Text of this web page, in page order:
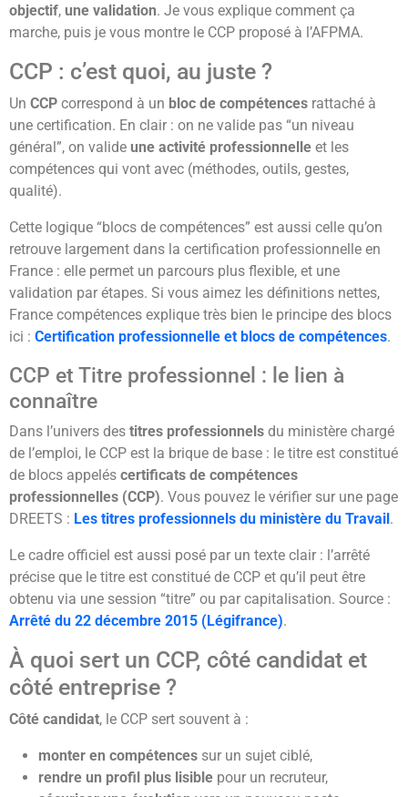
objectif, une validation. Je vous explique comment ça
marche, puis je vous montre le CCP proposé à l’AFPMA.
CCP : c’est quoi, au juste ?
Un CCP correspond à un bloc de compétences rattaché à
une certification. En clair : on ne valide pas “un niveau
général”, on valide une activité professionnelle et les
compétences qui vont avec (méthodes, outils, gestes,
qualité).
Cette logique “blocs de compétences” est aussi celle qu’on
retrouve largement dans la certification professionnelle en
France : elle permet un parcours plus flexible, et une
validation par étapes. Si vous aimez les définitions nettes,
France compétences explique très bien le principe des blocs
ici : Certification professionnelle et blocs de compétences.
CCP et Titre professionnel : le lien à
connaître
Dans l’univers des titres professionnels du ministère chargé
de l’emploi, le CCP est la brique de base : le titre est constitué
de blocs appelés certificats de compétences
professionnelles (CCP). Vous pouvez le vérifier sur une page
DREETS : Les titres professionnels du ministère du Travail.
Le cadre officiel est aussi posé par un texte clair : l’arrêté
précise que le titre est constitué de CCP et qu’il peut être
obtenu via une session “titre” ou par capitalisation. Source :
Arrêté du 22 décembre 2015 (Légifrance).
À quoi sert un CCP, côté candidat et
côté entreprise ?
Côté candidat, le CCP sert souvent à :
monter en compétences sur un sujet ciblé,
rendre un profil plus lisible pour un recruteur,